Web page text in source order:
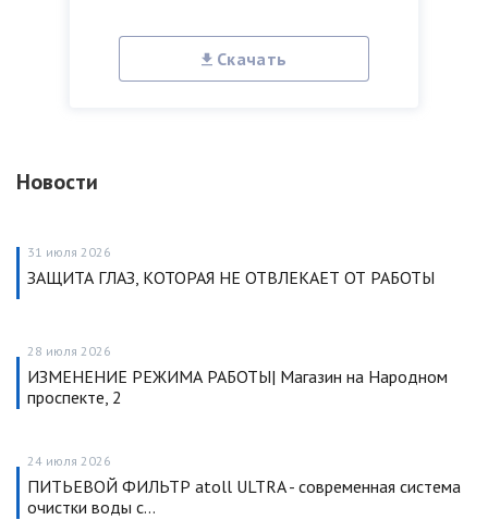
Скачать
Новости
31 июля 2026
ЗАЩИТА ГЛАЗ, КОТОРАЯ НЕ ОТВЛЕКАЕТ ОТ РАБОТЫ
28 июля 2026
ИЗМЕНЕНИЕ РЕЖИМА РАБОТЫ| Магазин на Народном
проспекте, 2
24 июля 2026
ПИТЬЕВОЙ ФИЛЬТР atoll ULTRA - современная система
очистки воды с…